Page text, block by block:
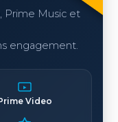
Prime Music et
engagement.
Video